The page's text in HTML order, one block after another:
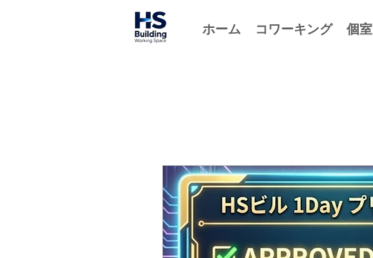
ホーム コワーキング 個室